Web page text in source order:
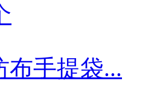
布手提袋...